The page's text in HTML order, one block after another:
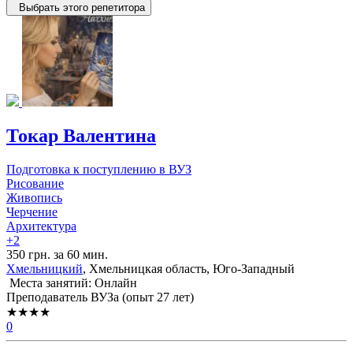
Выбрать этого репетитора
Токар Валентина
Подготовка к поступлению в ВУЗ
Рисование
Живопись
Черчение
Архитектура
+2
350 грн. за 60 мин.
Хмельницкий, Хмельницкая область, Юго-Западный
Места занятий: Онлайн
Преподаватель ВУЗа (опыт 27 лет)
★★★★
0